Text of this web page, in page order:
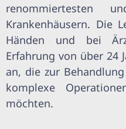
renommiertesten
Krankenhäusern. Die
Händen und bei
Erfahrung von über 24
an, die zur
komplexe
möchten.